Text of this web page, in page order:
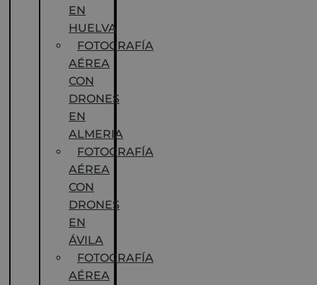
EN
HUELVA
FOTOGRAFÍA
AÉREA
CON
DRONES
EN
ALMERIA
FOTOGRAFÍA
AÉREA
CON
DRONES
EN
ÁVILA
FOTOGRAFÍA
AÉREA